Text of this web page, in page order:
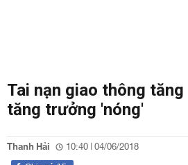
Tai nạn giao thông
tăng trưởng 'nóng'
Thanh Hải 10:40 | 04/06/2018